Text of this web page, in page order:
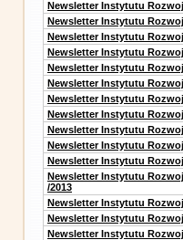
Newsletter Instytutu
Newsletter Instytutu
Newsletter Instytutu
Newsletter Instytutu
Newsletter Instytutu
Newsletter Instytutu
Newsletter Instytutu
Newsletter Instytutu
Newsletter Instytutu
Newsletter Instytutu
Newsletter Instytutu
Newsletter Instytutu
/2013
Newsletter Instytutu
Newsletter Instytutu
Newsletter Instytutu